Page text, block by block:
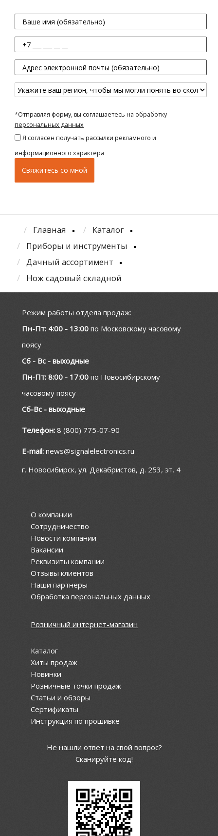
*Отправляя форму, вы соглашаетесь на обработку
персональных данных
Я согласен получать рассылки рекламного и
информационного характера
Главная
Каталог
Приборы и инструменты
Дачный ассортимент
Нож садовый складной
Режим работы отдела продаж:
Пн-Пт: 4:00 - 13:00 по Московскому часовому
поясу
Сб - Вс - выходные
Пн-Пт: 8:00 - 17:00 по Новосибирскому
часовому поясу
Сб-Вс - выходные
Телефон: 8 (800) 775-07-90
E-mail: news@signalelectronics.ru
г. Новосибирск, ул. Декабристов, д. 253, эт. 4
О компании
Сотрудничество
Новости компании
Вакансии
Реквизиты компании
Отзывы клиентов
Наши партнёры
Обработка персональных данных
Розничный интернет-магазин
Каталог
Хиты продаж
Новинки
Розничные точки продаж
Статьи и обзоры
Сертификаты
Инструкция по прошивке
Не нашли ответ на свой вопрос?
Сканируйте код!